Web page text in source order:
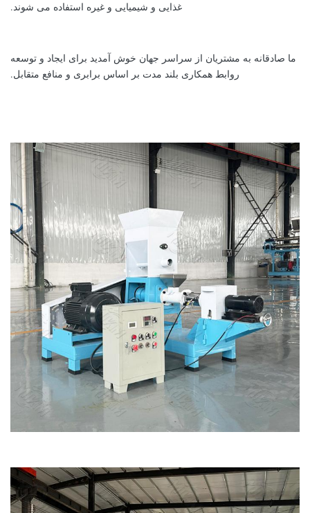
غذایی و شیمیایی و غیره استفاده می شوند.
ما صادقانه به مشتریان از سراسر جهان خوش آمدید برای ایجاد و توسعه
روابط همکاری بلند مدت بر اساس برابری و منافع متقابل.